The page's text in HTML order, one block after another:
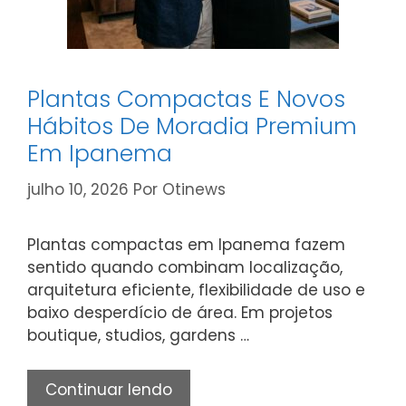
Plantas Compactas E Novos
Hábitos De Moradia Premium
Em Ipanema
julho 10, 2026 Por Otinews
Plantas compactas em Ipanema fazem
sentido quando combinam localização,
arquitetura eficiente, flexibilidade de uso e
baixo desperdício de área. Em projetos
boutique, studios, gardens …
Continuar lendoPlantas